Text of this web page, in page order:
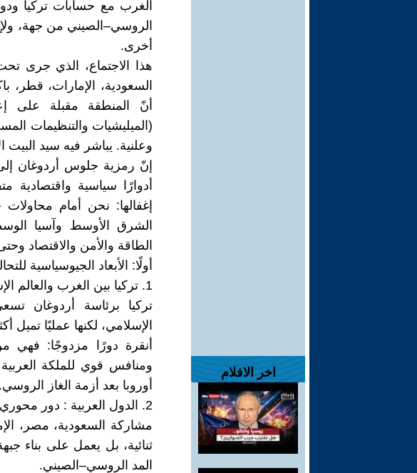
اخر الافلام
الغرب مع حسابات تركيا
الروسي–الصيني من جهة،
أخرى.
هذا الاجتماع، الذي جرى
السعودية، الإمارات، قطر،
أنّ المنطقة مقبلة على
(الميليشيات والتنظيمات
وعلنية. يباشر فيه سيد
إنّ رمزية جلوس أردوغان
أدوارًا سياسية واقتصادية
إغفالها: نحن أمام
الشرق الأوسط وآسيا
الطاقة والأمن والاقتصاد
أولًا: الأبعاد الجيوسياسية
1. تركيا بين الغرب والعالم الإسلامي :
تركيا برئاسة أردوغان
الإسلامي، لكنها عمليًا تميل
أنقرة دورًا مزدوجًا: فهي
ومنافس قوي للملكة
أوروبا بعد أزمة الغاز الروسي.
2. الدول العربية : دور محوري جديد :
مشاركة السعودية، مصر،
ثنائية، بل يعمل على بناء
المد الروسي–الصيني.